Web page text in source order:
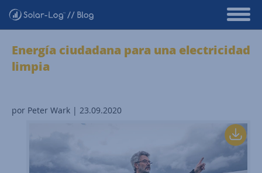
Energía ciudadana para una electricidad
limpia
por Peter Wark | 23.09.2020